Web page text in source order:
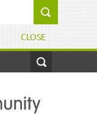
CLOSE